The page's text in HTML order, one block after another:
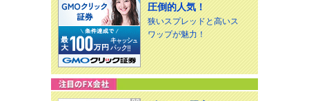
圧倒的人気！
狭いスプレッドと高いス
ワップが魅力！